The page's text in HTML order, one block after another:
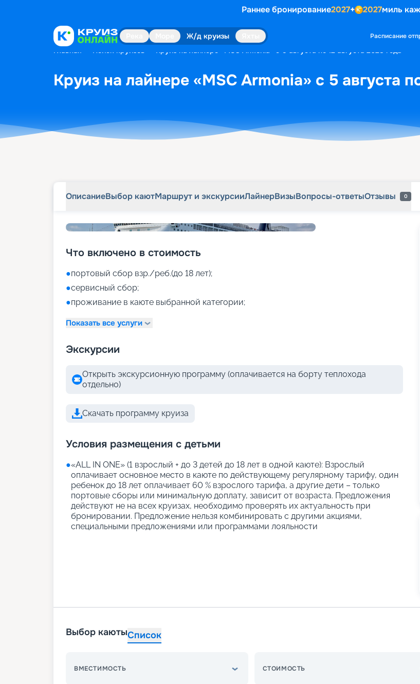
Раннее бронирование2027+ 2027миль
Ж/д круизы Расписание
Главная Поиск круизов Круиз на лайнере «MSC Armonia» с 5 августа по 12 августа 2028 года
Круиз на лайнере «MSC Armonia» с 5 августа
ОписаниеВыбор каютМаршрут и экскурсииЛайнерВизыВопросы-ответыОтзывы 0
Что включено в стоимость
●портовый сбор взр./реб.(до 18 лет);
●сервисный сбор;
●проживание в каюте выбранной категории;
Показать все услуги
Экскурсии
Открыть экскурсионную программу (оплачивается на борту теплохода
отдельно)
Скачать программу круиза
Условия размещения с детьми
●«АLL IN ONE» (1 взрослый + до 3 детей до 18 лет в одной каюте): Взрослый
оплачивает основное место в каюте по действующему регулярному тарифу, один
ребенок до 18 лет оплачивает 60 % взрослого тарифа, а другие дети – только
портовые сборы или минимальную доплату, зависит от возраста. Предложения
действуют не на всех круизах, необходимо проверять их актуальность при
бронировании. Предложение нельзя комбинировать с другими акциями,
специальными предложениями или программами лояльности
Выбор каютыСписок
ВМЕСТИМОСТЬ СТОИМОСТЬ